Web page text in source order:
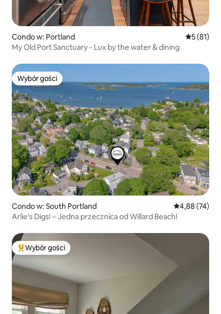
Condo w: Portland Średnia
5 (81)
My Old Port Sanctuary - Lux by the water & dining
Wybór gości
Wybór gości
Condo w: South Portland Średnia
4,88 (74)
Arlie's Digs! – Jedna przecznica od Willard Beach!
Najpopularniejsze z kategorii Wybór gości
Wybór gości